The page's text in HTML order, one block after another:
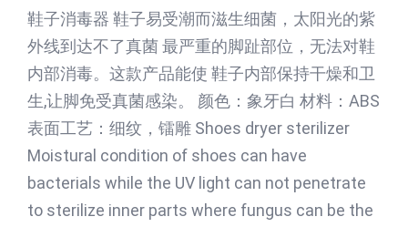
鞋子消毒器 鞋子易受潮而滋生细菌，太阳光的紫
外线到达不了真菌 最严重的脚趾部位，无法对鞋
内部消毒。这款产品能使 鞋子内部保持干燥和卫
生,让脚免受真菌感染。 颜色：象牙白 材料：ABS
表面工艺：细纹，镭雕 Shoes dryer sterilizer
Moistural condition of shoes can have
bacterials while the UV light can not penetrate
to sterilize inner parts where fungus can be the